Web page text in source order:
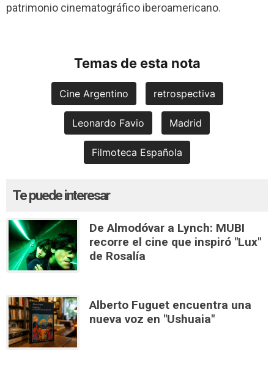
patrimonio cinematográfico iberoamericano.
Temas de esta nota
Cine Argentino retrospectiva
Leonardo Favio Madrid
Filmoteca Española
Te puede interesar
De Almodóvar a Lynch: MUBI
recorre el cine que inspiró "Lux"
de Rosalía
Alberto Fuguet encuentra una
nueva voz en "Ushuaia"